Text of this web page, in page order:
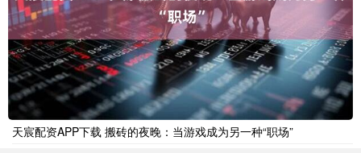
天宸配资APP下载 搬砖的夜晚：当游戏成为另一种“职场”